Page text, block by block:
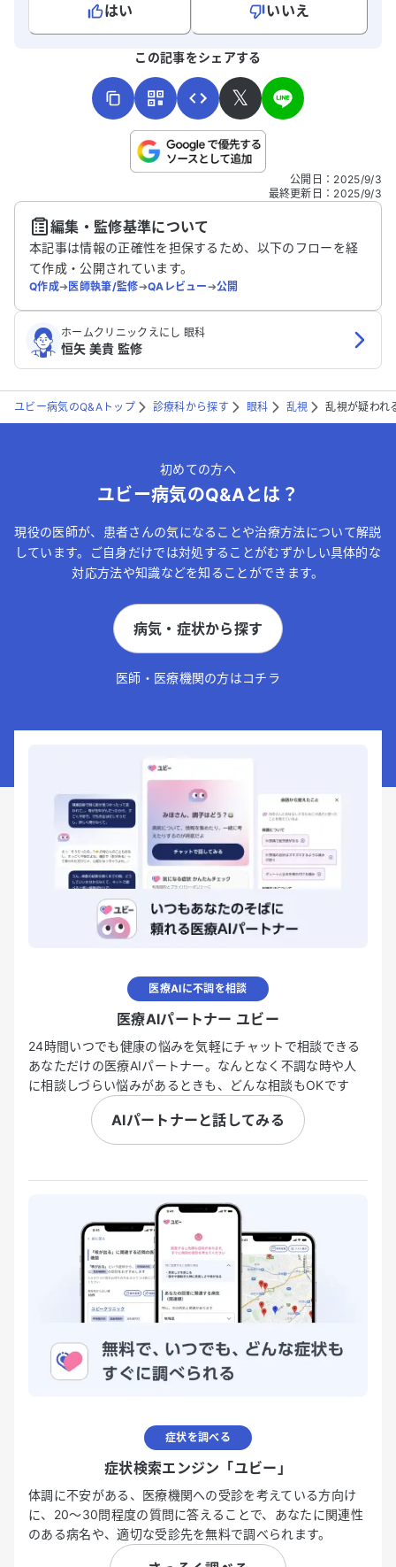
はい
いいえ
こちらは送信専用のフォームです。氏名やご自身の病気の詳細な
送信する
この記事をシェアする
𝕏
公開日 ： 2025/9/3
最終更新日 ： 2025/9/3
編集・監修基準について
本記事は情報の正確性を担保するため、以下のフローを経
て作成・公開されています。
Q作成➔医師執筆/監修➔QAレビュー➔公開
ホームクリニックえにし 眼科
恒矢 美貴 監修
ユビー病気のQ&Aトップ 診療科から探す 眼科 乱視 乱視が疑われ
初めての方へ
ユビー病気のQ&Aとは？
現役の医師が、患者さんの気になることや治療方法について解説
しています。ご自身だけでは対処することがむずかしい具体的な
対応方法や知識などを知ることができます。
病気・症状から探す
医師・医療機関の方はコチラ
医療AIに不調を相談
医療AIパートナー ユビー
24時間いつでも健康の悩みを気軽にチャットで相談できる
あなただけの医療AIパートナー。なんとなく不調な時や人
に相談しづらい悩みがあるときも、どんな相談もOKです
AIパートナーと話してみる
症状を調べる
症状検索エンジン「ユビー」
体調に不安がある、医療機関への受診を考えている方向け
に、20〜30問程度の質問に答えることで、あなたに関連性
のある病名や、適切な受診先を無料で調べられます。